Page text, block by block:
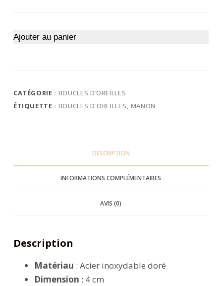
Ajouter au panier
CATÉGORIE : BOUCLES D’OREILLES
ÉTIQUETTE : BOUCLES D'OREILLES, MANON
DESCRIPTION
INFORMATIONS COMPLÉMENTAIRES
AVIS (0)
Description
Matériau : Acier inoxydable doré
Dimension : 4 cm